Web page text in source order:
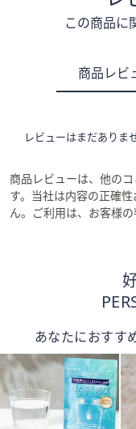
この商品に
商品レビ
レビューはまだありま
商品レビューは、他の
す。当社は内容の正確
ん。ご利用は、お客様の
あなたにおすす